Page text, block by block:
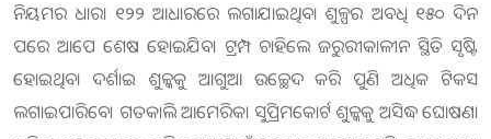
ନିୟମର ଧାରା ୧୨୨ ଆଧାରରେ ଲଗାଯାଇଥିବା ଶୁଳ୍ପର ଅବଧି ୧୫୦ ଦିନ
ପରେ ଆପେ ଶେଷ ହୋଇଯିବ। ଟ୍ରମ୍ପ ଚାହିଲେ ଜରୁରୀକାଳୀନ ସ୍ଥିତି ସୃଷ୍ଟି
ହୋଇଥିବା ଦର୍ଶାଇ ଶୁଳ୍କକୁ ଆଗୁଆ ଉଚ୍ଛେଦ କରି ପୁଣି ଅଧିକ ଟିକସ
ଲଗାଇପାରିବେ। ଗତକାଲି ଆମେରିକା ସୁପ୍ରିମକୋର୍ଟ ଶୁଳ୍କକୁ ଅସିଦ୍ଧ ଘୋଷଣା